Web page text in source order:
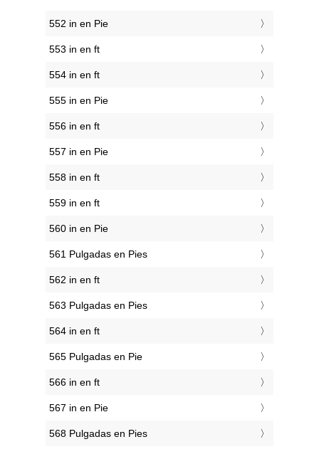
552 in en Pie
553 in en ft
554 in en ft
555 in en Pie
556 in en ft
557 in en Pie
558 in en ft
559 in en ft
560 in en Pie
561 Pulgadas en Pies
562 in en ft
563 Pulgadas en Pies
564 in en ft
565 Pulgadas en Pie
566 in en ft
567 in en Pie
568 Pulgadas en Pies